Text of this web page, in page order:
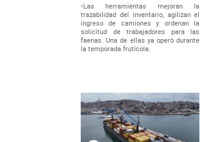
•Las herramientas mejoran la
trazabilidad del inventario, agilizan el
ingreso de camiones y ordenan la
solicitud de trabajadores para las
faenas. Una de ellas ya operó durante
la temporada frutícola.